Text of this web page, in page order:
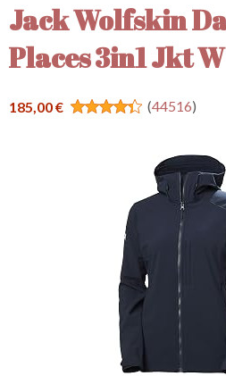
Jack Wolfskin
Places 3in1 Jkt
185,00 € (44516)